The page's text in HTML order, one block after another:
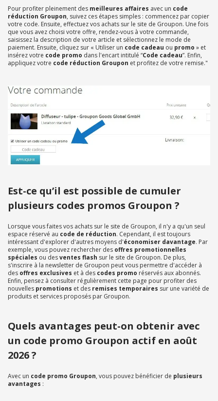
Pour profiter pleinement des meilleures affaires avec un code
réduction Groupon, suivez ces étapes simples : commencez par copier
votre code. Ensuite, effectuez vos achats sur le site de Groupon. Une fois
que vous avez choisi votre offre, rendez-vous à votre commande,
saisissez la description de votre article et sélectionnez le mode de
paiement. Ensuite, cliquez sur « Utiliser un code cadeau ou promo » et
insérez votre code promo dans l'encart intitulé “Code cadeau”. Enfin,
appliquez votre code réduction Groupon et profitez de votre remise."
Est-ce qu’il est possible de cumuler
plusieurs codes promos Groupon ?
Lorsque vous faites vos achats sur le site de Groupon, il n'y a qu'un seul
espace réservé au code de réduction. Cependant, il est toujours
intéressant d'explorer d'autres moyens d'économiser davantage. Par
exemple, vous pouvez rechercher des offres promotionnelles
spéciales ou desventes flash sur le site de Groupon. De plus,
s'inscrire à la newsletter de Groupon peut vous permettre d'accéder à
des offres exclusives et à des codes promo réservés aux abonnés.
Enfin, pensez à consulter régulièrement cette page pour profiter des
nouvelles promotions et des remises temporaires sur une variété de
produits et services proposés par Groupon.
Quels avantages peut-on obtenir avec
un code promo Groupon actif en août
2026 ?
Avec un code promo Groupon, vous pouvez bénéficier de plusieurs
avantages :